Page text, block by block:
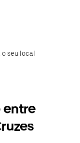
o seu local
entre